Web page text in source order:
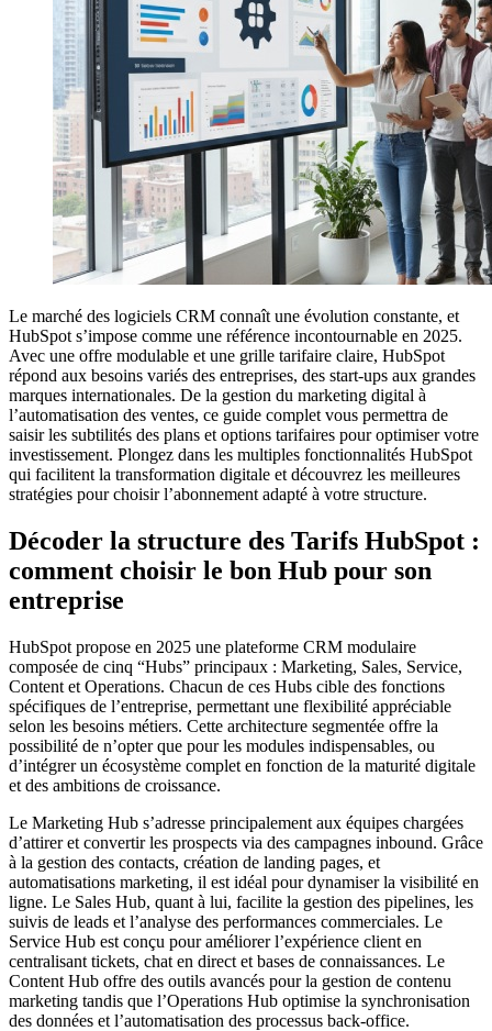
Le marché des logiciels CRM connaît une évolution constante, et
HubSpot s’impose comme une référence incontournable en 2025.
Avec une offre modulable et une grille tarifaire claire, HubSpot
répond aux besoins variés des entreprises, des start-ups aux grandes
marques internationales. De la gestion du marketing digital à
l’automatisation des ventes, ce guide complet vous permettra de
saisir les subtilités des plans et options tarifaires pour optimiser votre
investissement. Plongez dans les multiples fonctionnalités HubSpot
qui facilitent la transformation digitale et découvrez les meilleures
stratégies pour choisir l’abonnement adapté à votre structure.
Décoder la structure des Tarifs HubSpot :
comment choisir le bon Hub pour son
entreprise
HubSpot propose en 2025 une plateforme CRM modulaire
composée de cinq “Hubs” principaux : Marketing, Sales, Service,
Content et Operations. Chacun de ces Hubs cible des fonctions
spécifiques de l’entreprise, permettant une flexibilité appréciable
selon les besoins métiers. Cette architecture segmentée offre la
possibilité de n’opter que pour les modules indispensables, ou
d’intégrer un écosystème complet en fonction de la maturité digitale
et des ambitions de croissance.
Le Marketing Hub s’adresse principalement aux équipes chargées
d’attirer et convertir les prospects via des campagnes inbound. Grâce
à la gestion des contacts, création de landing pages, et
automatisations marketing, il est idéal pour dynamiser la visibilité en
ligne. Le Sales Hub, quant à lui, facilite la gestion des pipelines, les
suivis de leads et l’analyse des performances commerciales. Le
Service Hub est conçu pour améliorer l’expérience client en
centralisant tickets, chat en direct et bases de connaissances. Le
Content Hub offre des outils avancés pour la gestion de contenu
marketing tandis que l’Operations Hub optimise la synchronisation
des données et l’automatisation des processus back-office.